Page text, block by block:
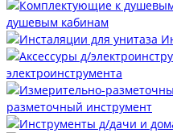
душевым кабинам
электроинструмента
разметочный инструмент